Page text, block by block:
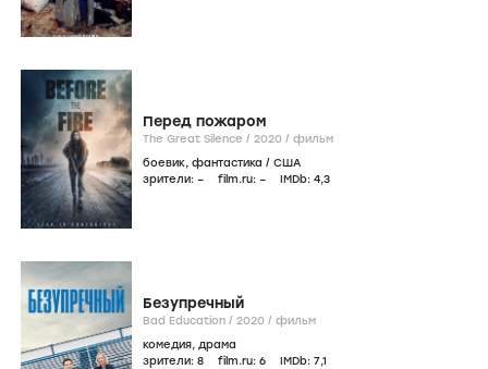
Перед пожаром
The Great Silence / 2020 / фильм
боевик, фантастика / США
зрители: – film.ru: – IMDb: 4,3
Безупречный
Bad Education / 2020 / фильм
комедия, драма
зрители: 8 film.ru: 6 IMDb: 7,1